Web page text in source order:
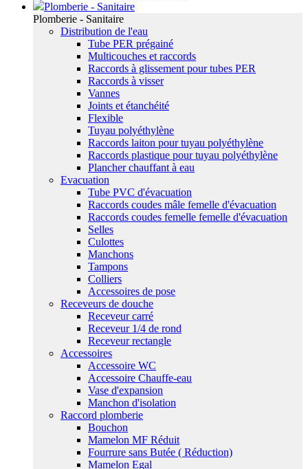
Plomberie - Sanitaire
Plomberie - Sanitaire
Distribution de l'eau
Tube PER prégainé
Multicouches et raccords
Raccords à glissement pour tubes PER
Raccords à visser
Vannes
Joints et étanchéité
Flexible
Tuyau polyéthylène
Raccords laiton pour tuyau polyéthylène
Raccords plastique pour tuyau polyéthylène
Plancher chauffant à eau
Evacuation
Tube PVC d'évacuation
Raccords coudes mâle femelle d'évacuation
Raccords coudes femelle femelle d'évacuation
Selles
Culottes
Manchons
Tampons
Colliers
Accessoires de pose
Receveurs de douche
Receveur carré
Receveur 1/4 de rond
Receveur rectangle
Accessoires
Accessoire WC
Accessoire Chauffe-eau
Vase d'expansion
Manchon d'isolation
Raccord plomberie
Bouchon
Mamelon MF Réduit
Fourrure sans Butée ( Réduction)
Mamelon Egal